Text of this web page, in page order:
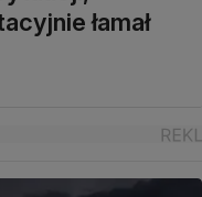
łamał